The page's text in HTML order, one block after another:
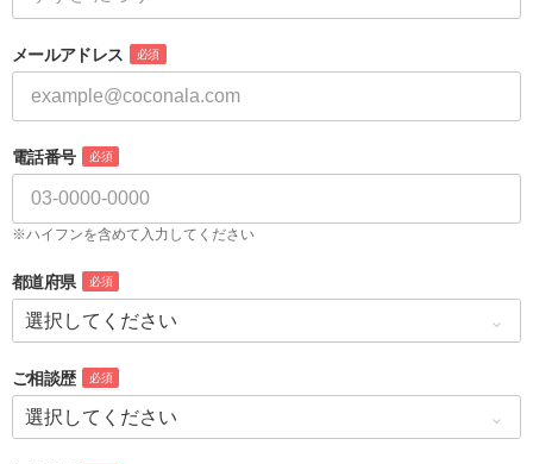
メールアドレス 必須
電話番号 必須
※ハイフンを含めて入力してください
都道府県 必須
ご相談歴 必須